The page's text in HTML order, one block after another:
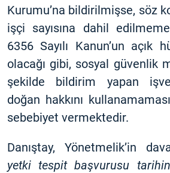
Kurumu’na bildirilmişse, söz
işçi sayısına dahil
6356 Sayılı Kanun’un açık
olacağı gibi, sosyal güvenlik
şekilde bildirim yapan
doğan hakkını
sebebiyet vermektedir.
Danıştay, Yönetmelik’in
yetki tespit başvurusu